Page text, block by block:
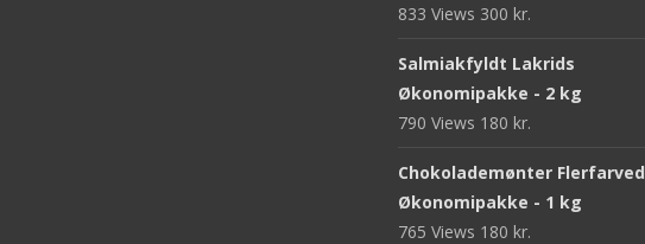
833 Views 300 kr.
Salmiakfyldt Lakrids
Økonomipakke - 2 kg
790 Views 180 kr.
Chokolademønter
Økonomipakke - 1 kg
765 Views 180 kr.